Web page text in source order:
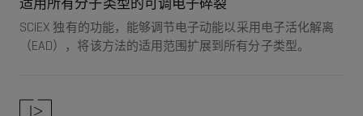
SCIEX 独有的功能，能够调节电子动能以采用电子活化解离
（EAD），将该方法的适用范围扩展到所有分子类型。